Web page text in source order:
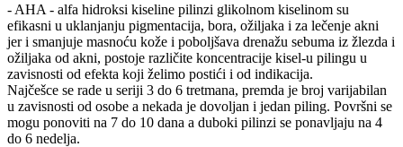
- AHA - alfa hidroksi kiseline pilinzi glikolnom kiselinom su
efikasni u uklanjanju pigmentacija, bora, ožiljaka i za lečenje akni
jer i smanjuje masnoću kože i poboljšava drenažu sebuma iz žlezda i
ožiljaka od akni, postoje različite koncentracije kisel-u pilingu u
zavisnosti od efekta koji želimo postići i od indikacija.
Najčešce se rade u seriji 3 do 6 tretmana, premda je broj varijabilan
u zavisnosti od osobe a nekada je dovoljan i jedan piling. Površni se
mogu ponoviti na 7 do 10 dana a duboki pilinzi se ponavljaju na 4
do 6 nedelja.